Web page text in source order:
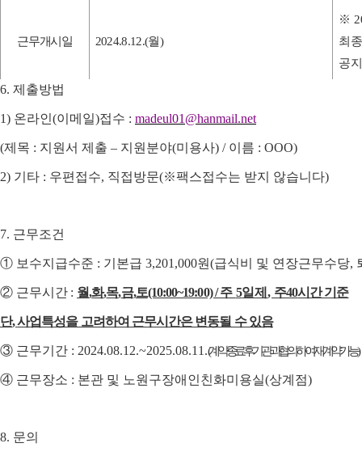
근무개시일 2024.8.12.(월)
※
최
공
6. 제출방법
1) 온라인(이메일)접수 : madeul01@hanmail.net
(제목 : 지원서 제출 – 지원분야(미용사) / 이름 : OOO)
2) 기타 : 우편접수, 직접방문(※팩스접수는 받지 않습니다)
7. 근무조건
① 보수지급수준 : 기본급 3,201,000원(급식비 및 연장근무수당,
② 근무시간 : 월,화,목,금,토(10:00~19:00) /주 5일제, 주40시간 기준
단,사업특성을 고려하여 근무시간은 변동될 수 있음
③ 근무기간 : 2024.08.12.~2025.08.11.계약종료 후 기관과 협의하여 재계약 가능
④ 근무장소 : 본관 및 노원구장애인친화미용실(상계점)
8. 문의